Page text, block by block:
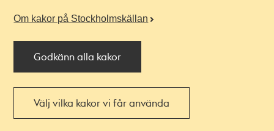
Om kakor på Stockholmskällan
Godkänn alla kakor
Välj vilka kakor vi får använda